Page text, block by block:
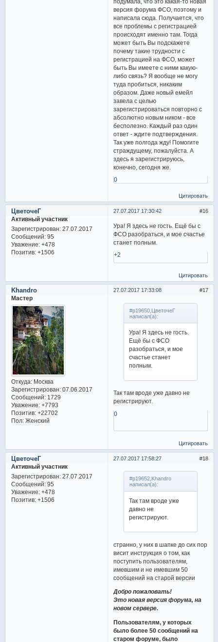
версия форума ФСО, поэтому и
написала сюда. Получается, что
все проблемы с регистрацией
происходят именно там. Тогда
может быть Вы подскажете
почему такие трудности с
регистрацией на ФСО, может
быть Вы имеете с ними какую-
либо связь? Я вообще не могу
туда пробиться, никаким
образом. Даже новый емейл
завела с целью
зарегистрироваться повторно с
абсолютно новым ником - все
бесполезно. Каждый раз один
ответ - ждите подтверждения.
Так уже полгода жду! Помогите
страждущему, пожалуйста. А
здесь я зарегистрируюсь,
конечно, сегодня же.
0
Цитировать
16
27.07.2017 17:30:42
ЦветочеГ
Активный участник
Зарегистрирован: 27.07.2017
Сообщений:95
Уважение: +478
Позитив: +1506
Ура! Я здесь не гость. Ещё бы с
ФСО разобраться, и мое счастье
станет полным.
+2
Цитировать
17
27.07.2017 17:33:08
Khandro
Мастер
Откуда:Москва
Зарегистрирован: 07.06.2017
Сообщений:1729
Уважение: +7793
Позитив: +22702
Пол:Женский
#p19650,ЦветочеГ
написал(а):
Ура! Я здесь не гость.
Ещё бы с ФСО
разобраться, и мое
счастье станет
полным.
Так там вроде уже давно не
регистрируют.
0
Цитировать
18
27.07.2017 17:58:27
ЦветочеГ
Активный участник
Зарегистрирован: 27.07.2017
Сообщений:95
Уважение: +478
Позитив: +1506
#p19652,Khandro
написал(а):
Так там вроде уже
давно не
регистрируют.
странно, у них в шапке до сих пор
висит инструкция о том, как
поступить пользователям,
имевшим и не имевшим 50
сообщений на старой версии
Добро пожаловать!
Это новая версия форума, на
новом сервере.
Пользователям, у которых
было более 50 сообщений на
старом форуме, было